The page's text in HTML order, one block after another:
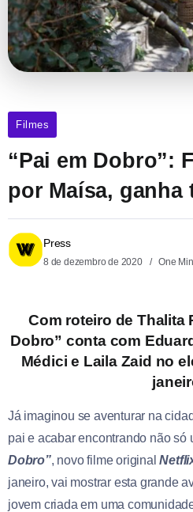
Filmes
“Pai em Dobro”:
por Maísa, ganha
Press
8 de dezembro de 2020 One
Com roteiro de Thalita
Dobro” conta com
Médici e Laila Zaid no
Já imaginou se aventurar na
pai e acabar encontrando não só
Dobro”, novo filme original
janeiro, vai mostrar esta grande
jovem criada em uma